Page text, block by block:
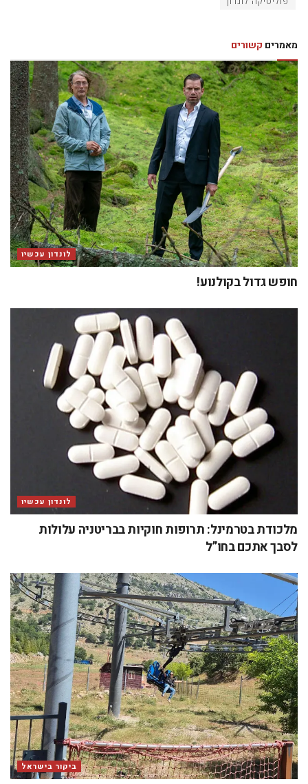
מאמרים קשורים
לונדון עכשיו
חופש גדול בקולנוע!
לונדון עכשיו
מלכודת בטרמינל: תרופות חוקיות בבריטניה עלולות
לסבך אתכם בחו”ל
ביקור בישראל